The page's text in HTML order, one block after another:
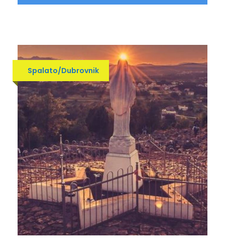
Spalato/Dubrovnik